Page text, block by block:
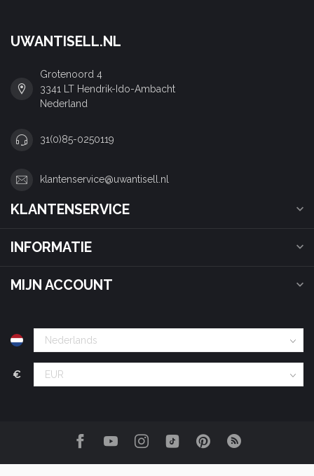
UWANTISELL.NL
Grotenoord 4
3341 LT Hendrik-Ido-Ambacht
Nederland
31(0)85-0250119
klantenservice@uwantisell.nl
KLANTENSERVICE
INFORMATIE
MIJN ACCOUNT
€